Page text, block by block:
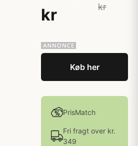
kr
kr
Køb her
PrisMatch
Fri fragt over kr.
349